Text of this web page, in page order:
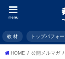
menu
教 材 トップパフォ
HOME 公開メルマガ